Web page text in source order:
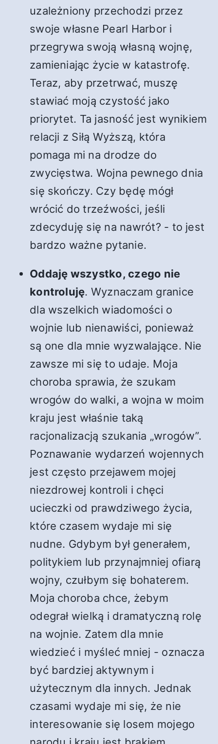
uzależniony przechodzi przez
swoje własne Pearl Harbor i
przegrywa swoją własną wojnę,
zamieniając życie w katastrofę.
Teraz, aby przetrwać, muszę
stawiać moją czystość jako
priorytet. Ta jasność jest wynikiem
relacji z Siłą Wyższą, która
pomaga mi na drodze do
zwycięstwa. Wojna pewnego dnia
się skończy. Czy będę mógł
wrócić do trzeźwości, jeśli
zdecyduję się na nawrót? - to jest
bardzo ważne pytanie.
Oddaję wszystko, czego nie
kontroluję. Wyznaczam granice
dla wszelkich wiadomości o
wojnie lub nienawiści, ponieważ
są one dla mnie wyzwalające. Nie
zawsze mi się to udaje. Moja
choroba sprawia, że szukam
wrogów do walki, a wojna w moim
kraju jest właśnie taką
racjonalizacją szukania „wrogów”.
Poznawanie wydarzeń wojennych
jest często przejawem mojej
niezdrowej kontroli i chęci
ucieczki od prawdziwego życia,
które czasem wydaje mi się
nudne. Gdybym był generałem,
politykiem lub przynajmniej ofiarą
wojny, czułbym się bohaterem.
Moja choroba chce, żebym
odegrał wielką i dramatyczną rolę
na wojnie. Zatem dla mnie
wiedzieć i myśleć mniej - oznacza
być bardziej aktywnym i
użytecznym dla innych. Jednak
czasami wydaje mi się, że nie
interesowanie się losem mojego